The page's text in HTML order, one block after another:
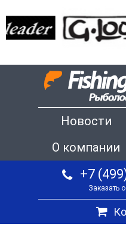
Новости
О компании
+7
Заказать